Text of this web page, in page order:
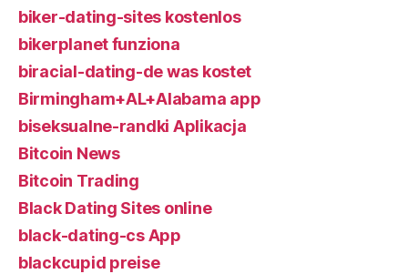
biker-dating-sites kostenlos
bikerplanet funziona
biracial-dating-de was kostet
Birmingham+AL+Alabama app
biseksualne-randki Aplikacja
Bitcoin News
Bitcoin Trading
Black Dating Sites online
black-dating-cs App
blackcupid preise